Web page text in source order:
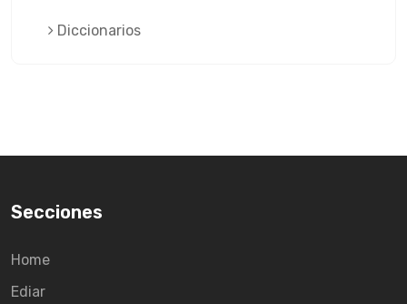
Diccionarios
Secciones
Home
Ediar